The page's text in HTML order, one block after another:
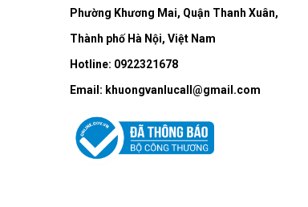
Phường Khương Mai, Quận Thanh Xuân,
Thành phố Hà Nội, Việt Nam
Hotline: 0922321678
Email: khuongvanlucall@gmail.com